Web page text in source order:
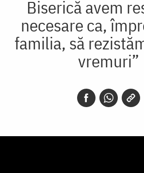
Biserică avem
necesare ca,
familia, să
vremuri”